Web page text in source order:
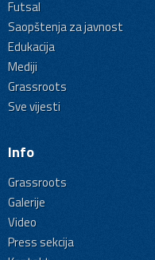
Futsal
Saopštenja za javnost
Edukacija
Mediji
Grassroots
Sve vijesti
Info
Grassroots
Galerije
Video
Press sekcija